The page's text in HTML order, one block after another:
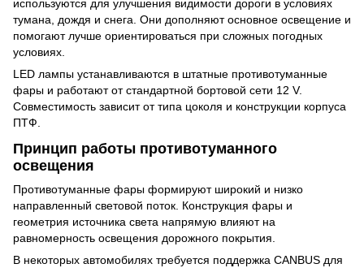
используются для улучшения видимости дороги в условиях
тумана, дождя и снега. Они дополняют основное освещение и
помогают лучше ориентироваться при сложных погодных
условиях.
LED лампы устанавливаются в штатные противотуманные
фары и работают от стандартной бортовой сети 12 V.
Совместимость зависит от типа цоколя и конструкции корпуса
ПТФ.
Принцип работы противотуманного
освещения
Противотуманные фары формируют широкий и низко
направленный световой поток. Конструкция фары и
геометрия источника света напрямую влияют на
равномерность освещения дорожного покрытия.
В некоторых автомобилях требуется поддержка CANBUS для